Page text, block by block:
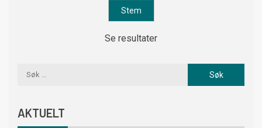
Se resultater
AKTUELT